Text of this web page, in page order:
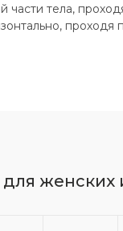
части тела,
для женских